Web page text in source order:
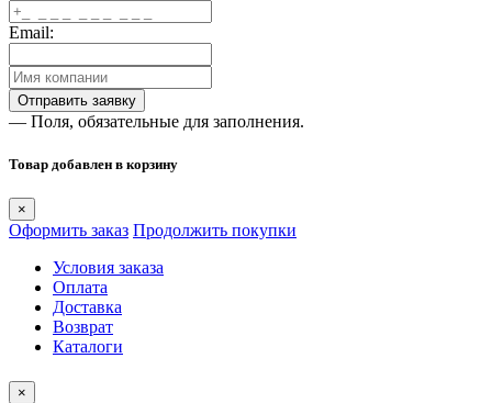
Email:
— Поля, обязательные для заполнения.
Товар добавлен в корзину
×
Оформить заказ Продолжить покупки
Условия заказа
Оплата
Доставка
Возврат
Каталоги
×